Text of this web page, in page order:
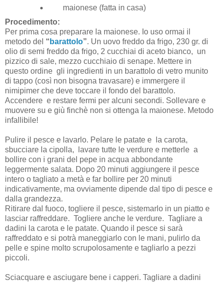
maionese (fatta in casa)
Procedimento:
Per prima cosa preparare la maionese. Io uso ormai il
metodo del “ barattolo”. Un uovo freddo da frigo, 230 gr. di
olio di semi freddo da frigo, 2 cucchiai di aceto bianco, un
pizzico di sale, mezzo cucchiaio di senape. Mettere in
questo ordine gli ingredienti in un barattolo di vetro munito
di tappo (così non bisogna travasare) e immergere il
nimipimer che deve toccare il fondo del barattolo.
Accendere e restare fermi per alcuni secondi. Sollevare e
muovere su e giù finchè non si ottenga la maionese. Metodo
infallibile!
Pulire il pesce e lavarlo. Pelare le patate e la carota,
sbucciare la cipolla, lavare tutte le verdure e metterle a
bollire con i grani del pepe in acqua abbondante
leggermente salata. Dopo 20 minuti aggiungere il pesce
intero o tagliato a metà e far bollire per 20 minuti
indicativamente, ma ovviamente dipende dal tipo di pesce e
dalla grandezza.
Ritirare dal fuoco, togliere il pesce, sistemarlo in un piatto e
lasciar raffreddare. Togliere anche le verdure. Tagliare a
dadini la carota e le patate. Quando il pesce si sarà
raffreddato e si potrà maneggiarlo con le mani, pulirlo da
pelle e spine molto scrupolosamente e tagliarlo a pezzi
piccoli.
Sciacquare e asciugare bene i capperi. Tagliare a dadini